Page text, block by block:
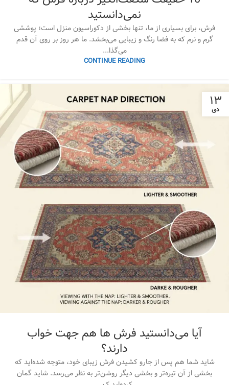
نمی‌دانستید
فرش، برای بسیاری از ما، تنها بخشی از دکوراسیون منزل است؛ پوششی
گرم و نرم که به فضا رنگ و زیبایی می‌بخشد. ما هر روز بر روی آن قدم
می‌گذا...
CONTINUE READING
۱۳
دی
آیا می‌دانستید فرش ها هم جهت خواب
دارند؟
شاید شما هم پس از جارو کشیدن فرش زیبای خود، متوجه شده‌اید که
بخشی از آن تیره‌تر و بخشی دیگر روشن‌تر به نظر می‌رسد. شاید گمان